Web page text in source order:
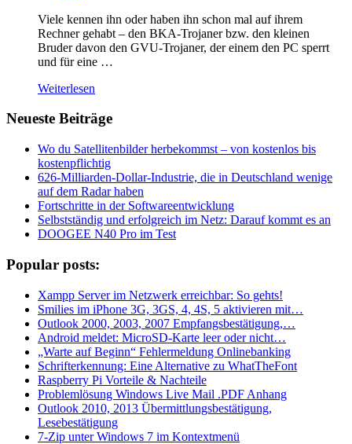
Viele kennen ihn oder haben ihn schon mal auf ihrem
Rechner gehabt – den BKA-Trojaner bzw. den kleinen
Bruder davon den GVU-Trojaner, der einem den PC sperrt
und für eine …
Weiterlesen
Neueste Beiträge
Wo du Satellitenbilder herbekommst – von kostenlos bis
kostenpflichtig
626-Milliarden-Dollar-Industrie, die in Deutschland wenige
auf dem Radar haben
Fortschritte in der Softwareentwicklung
Selbstständig und erfolgreich im Netz: Darauf kommt es an
DOOGEE N40 Pro im Test
Popular posts:
Xampp Server im Netzwerk erreichbar: So gehts!
Smilies im iPhone 3G, 3GS, 4, 4S, 5 aktivieren mit…
Outlook 2000, 2003, 2007 Empfangsbestätigung,…
Android meldet: MicroSD-Karte leer oder nicht…
„Warte auf Beginn“ Fehlermeldung Onlinebanking
Schrifterkennung: Eine Alternative zu WhatTheFont
Raspberry Pi Vorteile & Nachteile
Problemlösung Windows Live Mail .PDF Anhang
Outlook 2010, 2013 Übermittlungsbestätigung,
Lesebestätigung
7-Zip unter Windows 7 im Kontextmenü